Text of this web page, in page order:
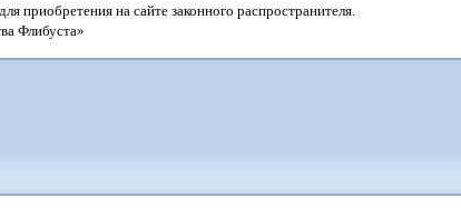
приобретения на сайте законного распространителя.
Флибуста»